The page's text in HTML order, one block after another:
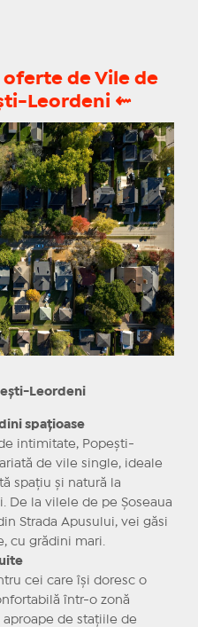
oferte de Vile de
Leordeni ⇜
Leordeni
spațioase
intimitate, Popești-
de vile single, ideale
spațiu și natură la
De la vilele de pe Șoseaua
Strada Apusului, vei găsi
cu grădini mari.
cei care își doresc o
într-o zonă
de stațiile de